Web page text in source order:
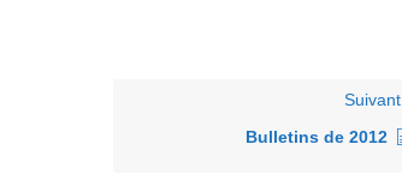
Suivant
Bulletins de 2012